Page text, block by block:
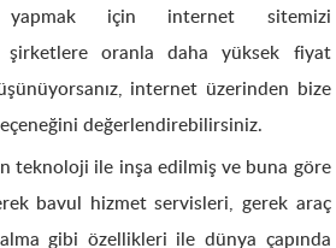
yapmak için internet sitemizi
şirketlere oranla daha yüksek fiyat
internet üzerinden bize
değerlendirebilirsiniz.
teknoloji ile inşa edilmiş ve buna göre
bavul hizmet servisleri, gerek araç
gibi özellikleri ile dünya çapında